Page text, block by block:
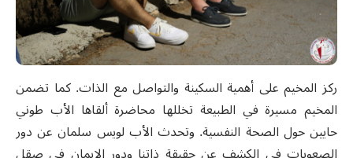
ركز المخيم على أهمية السكينة والتواصل مع الذات. كما تضمن
المخيم مسيرة في الطبيعة تخللها محاضرة ألقاها الأب طوني
حايين حول الصحة النفسية. وتحدث الأب لويس سلمان عن دور